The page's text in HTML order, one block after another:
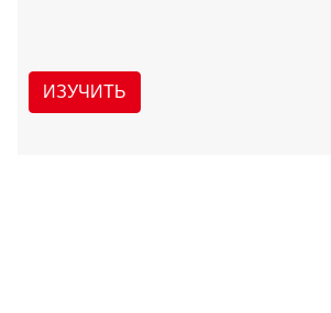
ИЗУЧИТЬ